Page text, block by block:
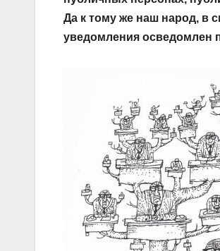
Да к тому же наш народ, в
уведомления осведомлен